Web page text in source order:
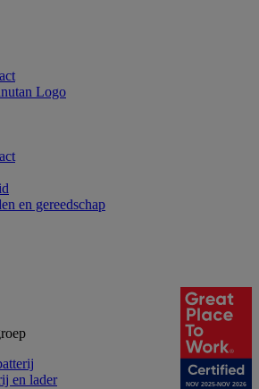
en gereedschap
en lader
NOV 2025-NOV 2026